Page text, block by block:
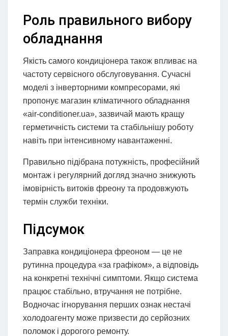
Роль правильного вибору
обладнання
Якість самого кондиціонера також впливає на
частоту сервісного обслуговування. Сучасні
моделі з інверторними компресорами, які
пропонує магазин кліматичного обладнання
«air-conditioner.ua», зазвичай мають кращу
герметичність системи та стабільнішу роботу
навіть при інтенсивному навантаженні.
Правильно підібрана потужність, професійний
монтаж і регулярний догляд значно знижують
імовірність витоків фреону та продовжують
термін служби техніки.
Підсумок
Заправка кондиціонера фреоном — це не
рутинна процедура «за графіком», а відповідь
на конкретні технічні симптоми. Якщо система
працює стабільно, втручання не потрібне.
Водночас ігнорування перших ознак нестачі
холодоагенту може призвести до серйозних
поломок і дорогого ремонту.